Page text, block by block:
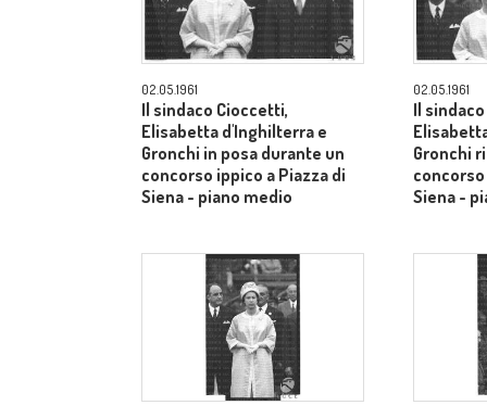
02.05.1961
Il sindaco Cioccetti,
Elisabetta d'Inghilterra e
Gronchi in posa durante un
concorso ippico a Piazza di
Siena - piano medio
02.05.1961
Il
Gronchi
Siena -